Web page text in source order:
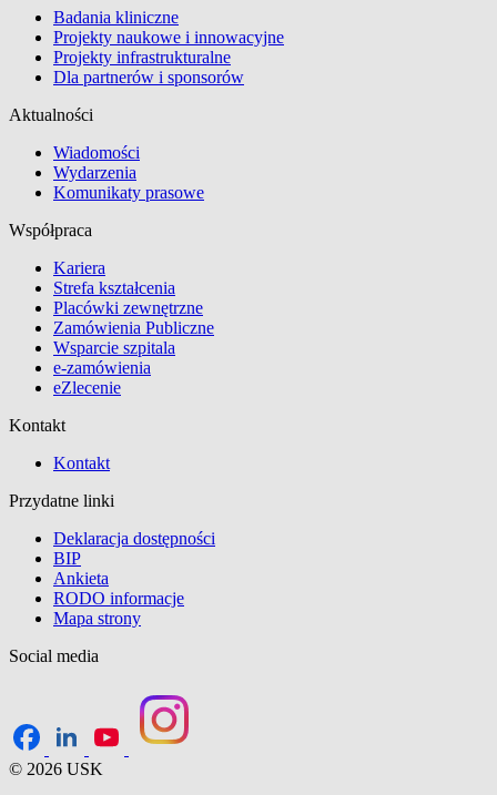
Badania kliniczne
Projekty naukowe i innowacyjne
Projekty infrastrukturalne
Dla partnerów i sponsorów
Aktualności
Wiadomości
Wydarzenia
Komunikaty prasowe
Współpraca
Kariera
Strefa kształcenia
Placówki zewnętrzne
Zamówienia Publiczne
Wsparcie szpitala
e-zamówienia
eZlecenie
Kontakt
Kontakt
Przydatne linki
Deklaracja dostępności
BIP
Ankieta
RODO informacje
Mapa strony
Social media
© 2026 USK